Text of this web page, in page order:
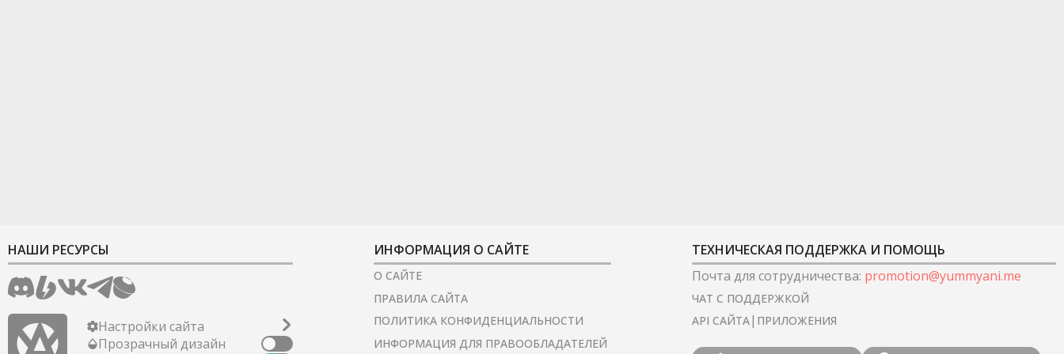
НАШИ РЕСУРСЫ
Настройки сайта
Прозрачный дизайн
ИНФОРМАЦИЯ О САЙТЕ
О САЙТЕ
ПРАВИЛА САЙТА
ПОЛИТИКА КОНФИДЕНЦИАЛЬНОСТИ
ИНФОРМАЦИЯ ДЛЯ ПРАВООБЛАДАТЕЛЕЙ
ТЕХНИЧЕСКАЯ ПОДДЕРЖКА И ПОМОЩЬ
Почта для сотрудничества: promotion@yummyani.me
ЧАТ С ПОДДЕРЖКОЙ
API САЙТА| ПРИЛОЖЕНИЯ